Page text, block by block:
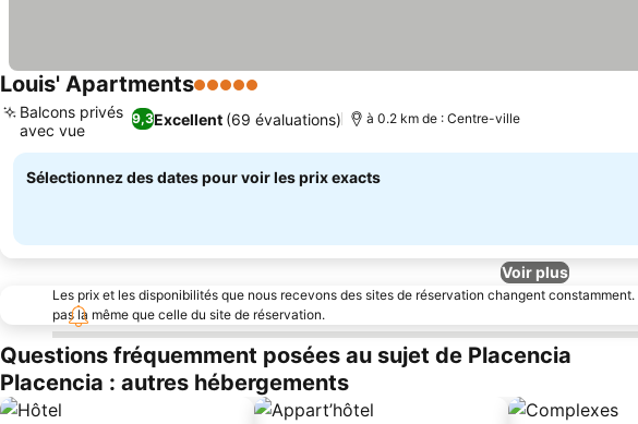
Louis' Apartments5 Étoiles
9,3Excellent (69 évaluations)
Balcons privés
avec vue
à 0.2 km de : Centre-ville
Sélectionnez des dates pour voir les prix exacts
Voir plus
Les prix et les disponibilités que nous recevons des sites de réservation changent
pas la même que celle du site de réservation.
Questions fréquemment posées au sujet de Placencia
Placencia : autres hébergements